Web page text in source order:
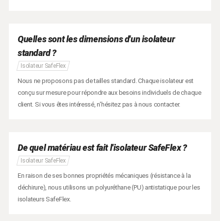
Quelles sont les dimensions d'un isolateur
standard ?
Isolateur SafeFlex
Nous ne proposons pas de tailles standard. Chaque isolateur est
conçu sur mesure pour répondre aux besoins individuels de chaque
client. Si vous êtes intéressé, n'hésitez pas à nous contacter.
De quel matériau est fait l'isolateur SafeFlex ?
Isolateur SafeFlex
En raison de ses bonnes propriétés mécaniques (résistance à la
déchirure), nous utilisons un polyuréthane (PU) antistatique pour les
isolateurs SafeFlex.